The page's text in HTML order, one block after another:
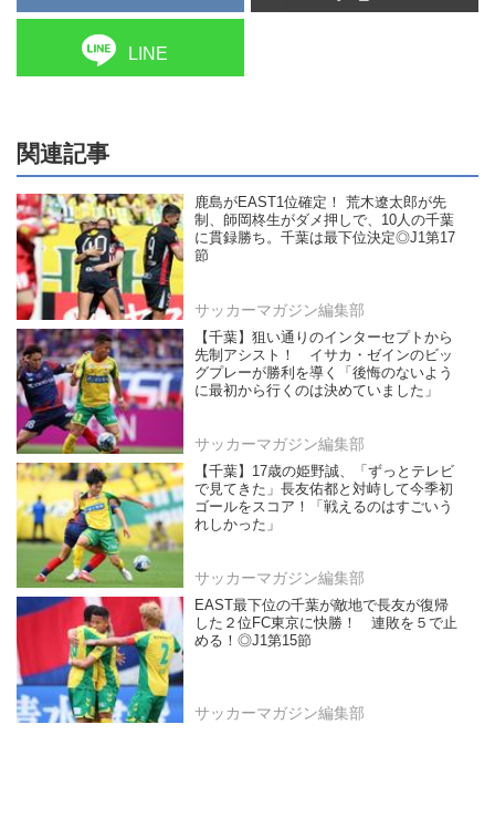
LINE
関連記事
鹿島がEAST1位確定！ 荒木遼太郎が先
制、師岡柊生がダメ押しで、10人の千葉
に貫録勝ち。千葉は最下位決定◎J1第17
節
サッカーマガジン編集部
【千葉】狙い通りのインターセプトから
先制アシスト！ イサカ・ゼインのビッ
グプレーが勝利を導く「後悔のないよう
に最初から行くのは決めていました」
サッカーマガジン編集部
【千葉】17歳の姫野誠、「ずっとテレビ
で見てきた」長友佑都と対峙して今季初
ゴールをスコア！「戦えるのはすごいう
れしかった」
サッカーマガジン編集部
EAST最下位の千葉が敵地で長友が復帰
した２位FC東京に快勝！ 連敗を５で止
める！◎J1第15節
サッカーマガジン編集部